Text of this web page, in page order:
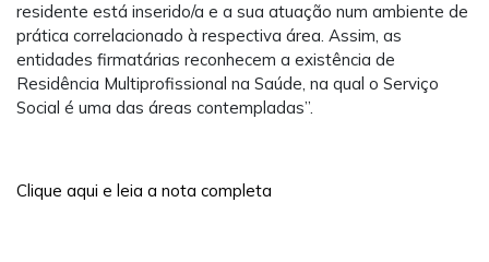
residente está inserido/a e a sua atuação num ambiente de
prática correlacionado à respectiva área. Assim, as
entidades firmatárias reconhecem a existência de
Residência Multiprofissional na Saúde, na qual o Serviço
Social é uma das áreas contempladas”.
Clique aqui e leia a nota completa